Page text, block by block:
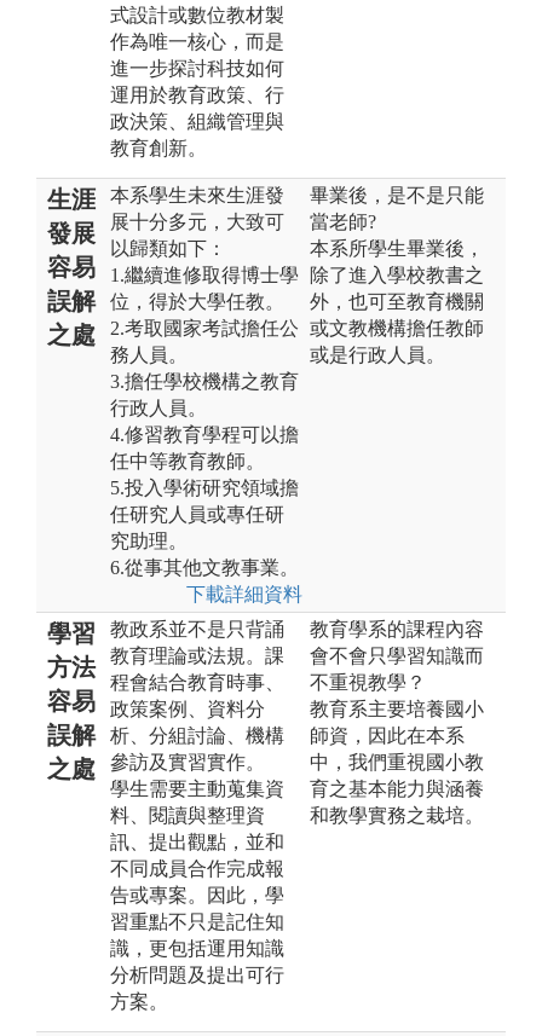
式設計或數位教材製
作為唯一核心，而是
進一步探討科技如何
運用於教育政策、行
政決策、組織管理與
教育創新。
生涯
發展
容易
誤解
之處
本系學生未來生涯發
展十分多元，大致可
以歸類如下：
1.繼續進修取得博士學
位，得於大學任教。
2.考取國家考試擔任公
務人員。
3.擔任學校機構之教育
行政人員。
4.修習教育學程可以擔
任中等教育教師。
5.投入學術研究領域擔
任研究人員或專任研
究助理。
6.從事其他文教事業。
下載詳細資料
畢業後，是不是只能
當老師?
本系所學生畢業後，
除了進入學校教書之
外，也可至教育機關
或文教機構擔任教師
或是行政人員。
學習
方法
容易
誤解
之處
教政系並不是只背誦
教育理論或法規。課
程會結合教育時事、
政策案例、資料分
析、分組討論、機構
參訪及實習實作。
學生需要主動蒐集資
料、閱讀與整理資
訊、提出觀點，並和
不同成員合作完成報
告或專案。因此，學
習重點不只是記住知
識，更包括運用知識
分析問題及提出可行
方案。
教育學系的課程內容
會不會只學習知識而
不重視教學？
教育系主要培養國小
師資，因此在本系
中，我們重視國小教
育之基本能力與涵養
和教學實務之栽培。